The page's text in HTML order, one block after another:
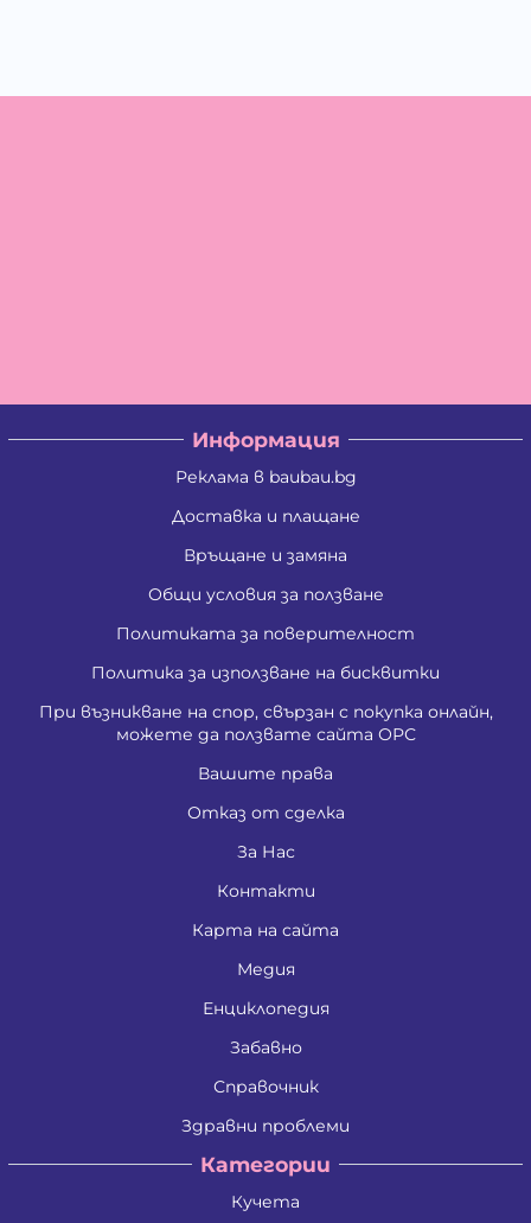
Информация
Реклама в baubau.bg
Доставка и плащане
Връщане и замяна
Общи условия за ползване
Политиката за поверителност
Политика за използване на бисквитки
При възникване на спор, свързан с покупка онлайн,
можете да ползвате сайта ОРС
Вашите права
Отказ от сделка
За Нас
Контакти
Карта на сайта
Медия
Енциклопедия
Забавно
Справочник
Здравни проблеми
Категории
Кучета